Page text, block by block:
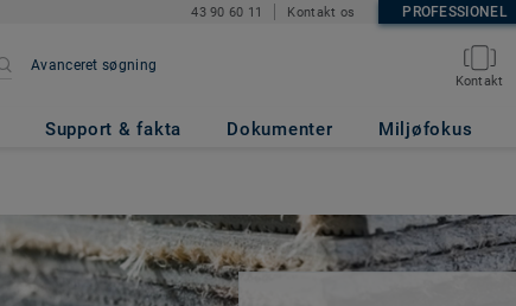
43 90 60 11 Kontakt os PROFESSIONEL
Avanceret søgning
Kontakt
Support & fakta Dokumenter Miljøfokus